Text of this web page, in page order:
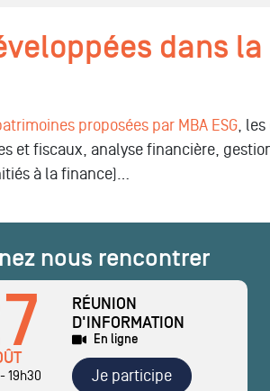
dans
proposées par MBA ESG,
et fiscaux, analyse financière,
à la finance)…
nous rencontrer
19h30
RÉUNION
D'INFORMATION
En ligne
Je participe